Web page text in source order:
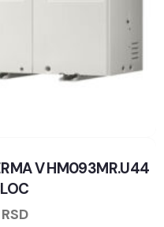
V HM093MR.U44
RSD